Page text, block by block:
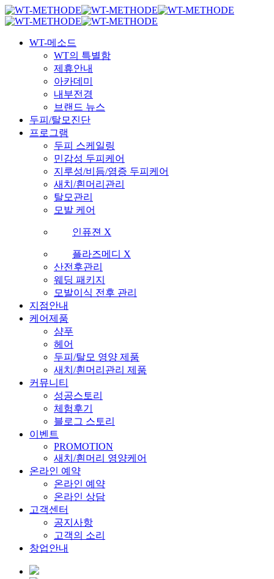
국내 최초 두피케어 브랜드
국내 최초 두피케어 브랜드
Skip
to
content
Menu
WT-메소드
WT의 특별함
제휴안내
아카데미
내부전경
브랜드 뉴스
두피/탈모진단
프로그램
두피 스케일링
민감성 두피케어
지루성/비듬/염증 두피케어
새치/흰머리관리
탈모관리
모발 케어
인퓨젼 X
플라즈메디 X
산전후관리
웨딩 패키지
모발이식 전후 관리
지점안내
케어제품
샴푸
헤어
두피/탈모 영양 제품
새치/흰머리관리 제품
커뮤니티
성공스토리
체험후기
블로그 스토리
이벤트
PROMOTION
새치/흰머리 영양케어
온라인 예약
온라인 예약
온라인 상담
고객센터
공지사항
고객의 소리
창업안내